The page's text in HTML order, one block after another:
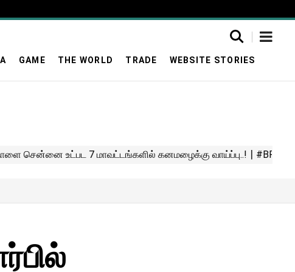
GAME THE WORLD TRADE WEBSITE STORIES